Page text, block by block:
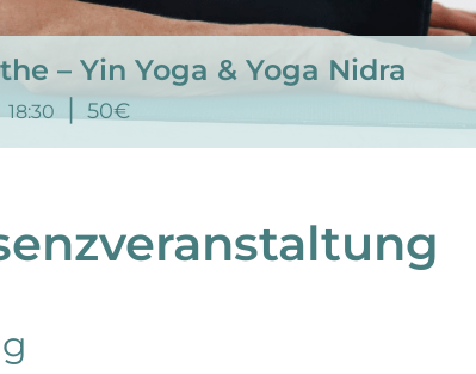
– Yin Yoga & Yoga Nidra
18:30 | 50€